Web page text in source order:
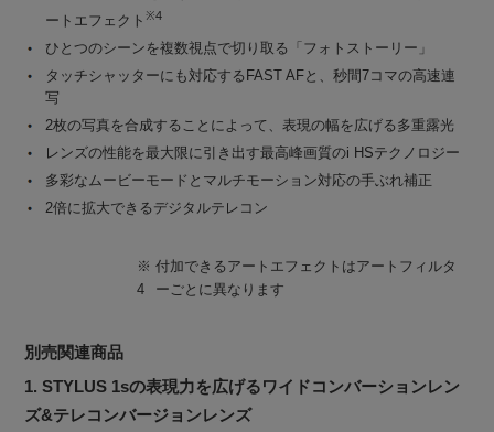
ートエフェクト※4
ひとつのシーンを複数視点で切り取る「フォトストーリー」
タッチシャッターにも対応するFAST AFと、秒間7コマの高速連
写
2枚の写真を合成することによって、表現の幅を広げる多重露光
レンズの性能を最大限に引き出す最高峰画質のi HSテクノロジー
多彩なムービーモードとマルチモーション対応の手ぶれ補正
2倍に拡大できるデジタルテレコン
※
4
付加できるアートエフェクトはアートフィルタ
ーごとに異なります
別売関連商品
1. STYLUS 1sの表現力を広げるワイドコンバーションレン
ズ&テレコンバージョンレンズ